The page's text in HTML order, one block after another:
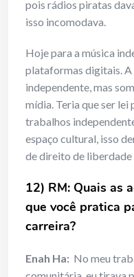
pois rádios piratas
isso incomodava.
Hoje para a música
plataformas digitais. A
independente, mas
mídia. Teria que ser
trabalhos
espaço cultural, isso
de direito de liberdade
12) RM: Quais as
que você pratica
carreira?
Enah Ha: No meu